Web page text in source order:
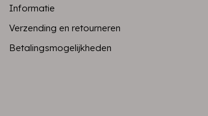
Informatie
Verzending en retourneren
Betalingsmogelijkheden